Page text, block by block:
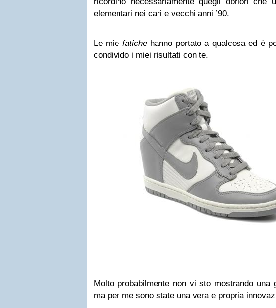
elementari nei cari e vecchi anni ’90.
Le mie fatichehanno portato a qualcosa ed è
condivido i miei risultati con te.
Molto probabilmente non vi sto mostrando una
ma per me sono state una vera e propria